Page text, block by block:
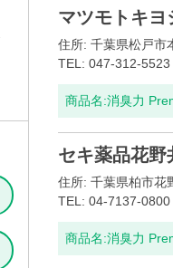
マツモトキヨ
住所: 千葉県松戸市
TEL: 047-312-5523
商品名:消臭力
セキ薬品花野
住所: 千葉県柏市花
TEL: 04-7137-0800
商品名:消臭力